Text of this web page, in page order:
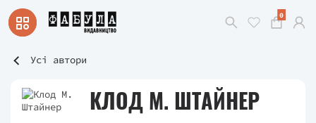
0
Усі автори
КЛОД М. ШТАЙНЕР